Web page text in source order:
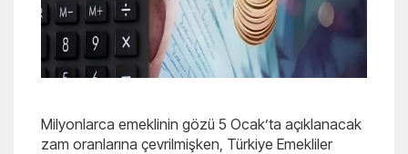
Milyonlarca emeklinin gözü 5 Ocak’ta açıklanacak
zam oranlarına çevrilmişken, Türkiye Emekliler